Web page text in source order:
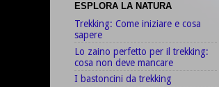
ESPLORA LA NATURA
Trekking: Come iniziare e cosa
sapere
Lo zaino perfetto per il trekking:
cosa non deve mancare
I bastoncini da trekking